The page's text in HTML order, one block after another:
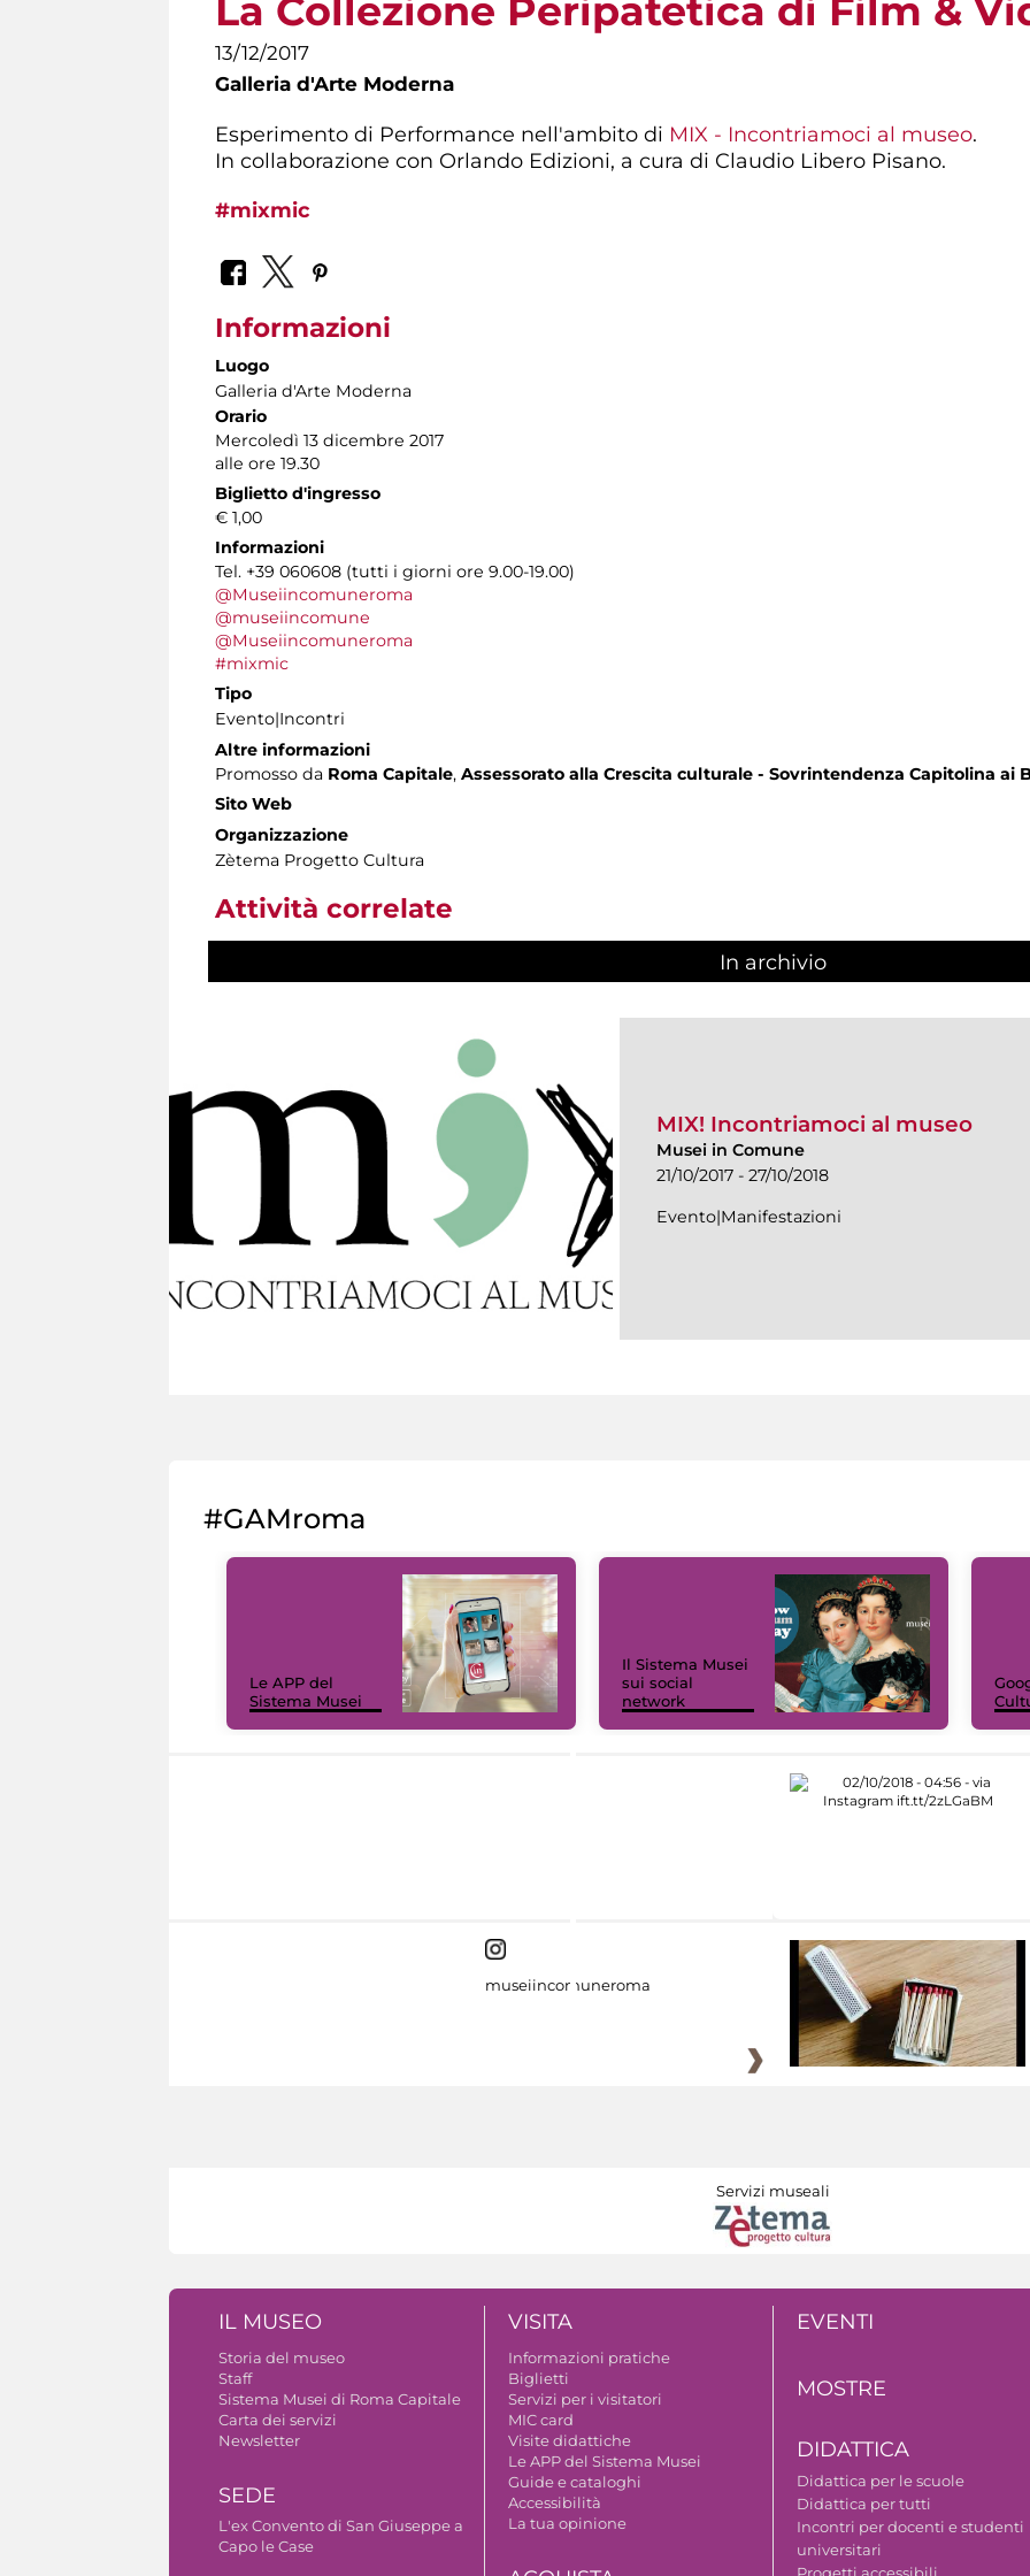
La Collezione Peripatetica di Film &
13/12/2017
Galleria d'Arte Moderna
Esperimento di Performance nell'ambito di MIX - Incontriamoci al museo.
In collaborazione con Orlando Edizioni, a cura di Claudio Libero Pisano.
#mixmic
Informazioni
Luogo
Galleria d'Arte Moderna
Orario
Mercoledì 13 dicembre 2017
alle ore 19.30
Biglietto d'ingresso
€ 1,00
Informazioni
Tel. +39 060608 (tutti i giorni ore 9.00-19.00)
@Museiincomuneroma
@museiincomune
@Museiincomuneroma
#mixmic
Tipo
Evento|Incontri
Altre informazioni
Promosso da Roma Capitale, Assessorato alla Crescita culturale - Sovrintendenza Capitolina ai
Sito Web
Organizzazione
Zètema Progetto Cultura
Attività correlate
In archivio
MIX! Incontriamoci al museo
Musei in Comune
21/10/2017 - 27/10/2018
Evento|Manifestazioni
#GAMroma
Le APP del
Sistema Musei
Il Sistema Musei
sui social
network
museiincomuneroma
Servizi museali
IL MUSEO
Storia del museo
Staff
Sistema Musei di Roma Capitale
Carta dei servizi
Newsletter
SEDE
L'ex Convento di San Giuseppe a
Capo le Case
VISITA
Informazioni pratiche
Biglietti
Servizi per i visitatori
MIC card
Visite didattiche
Le APP del Sistema Musei
Guide e cataloghi
Accessibilità
La tua opinione
EVENTI
MOSTRE
DIDATTICA
Didattica per le scuole
Didattica per tutti
Incontri per docenti e studenti
universitari
Progetti accessibili